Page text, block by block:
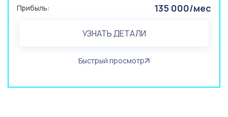
Прибыль: 135 000/мес
УЗНАТЬ ДЕТАЛИ
Быстрый просмотр